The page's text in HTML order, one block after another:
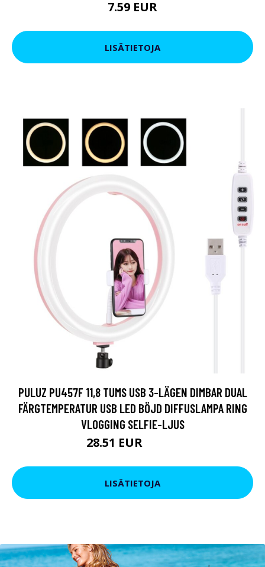
7.59 EUR
LISÄTIETOJA
PULUZ PU457F 11,8 TUMS USB 3-LÄGEN DIMBAR DUAL
FÄRGTEMPERATUR USB LED BÖJD DIFFUSLAMPA RING
VLOGGING SELFIE-LJUS
28.51 EUR
LISÄTIETOJA